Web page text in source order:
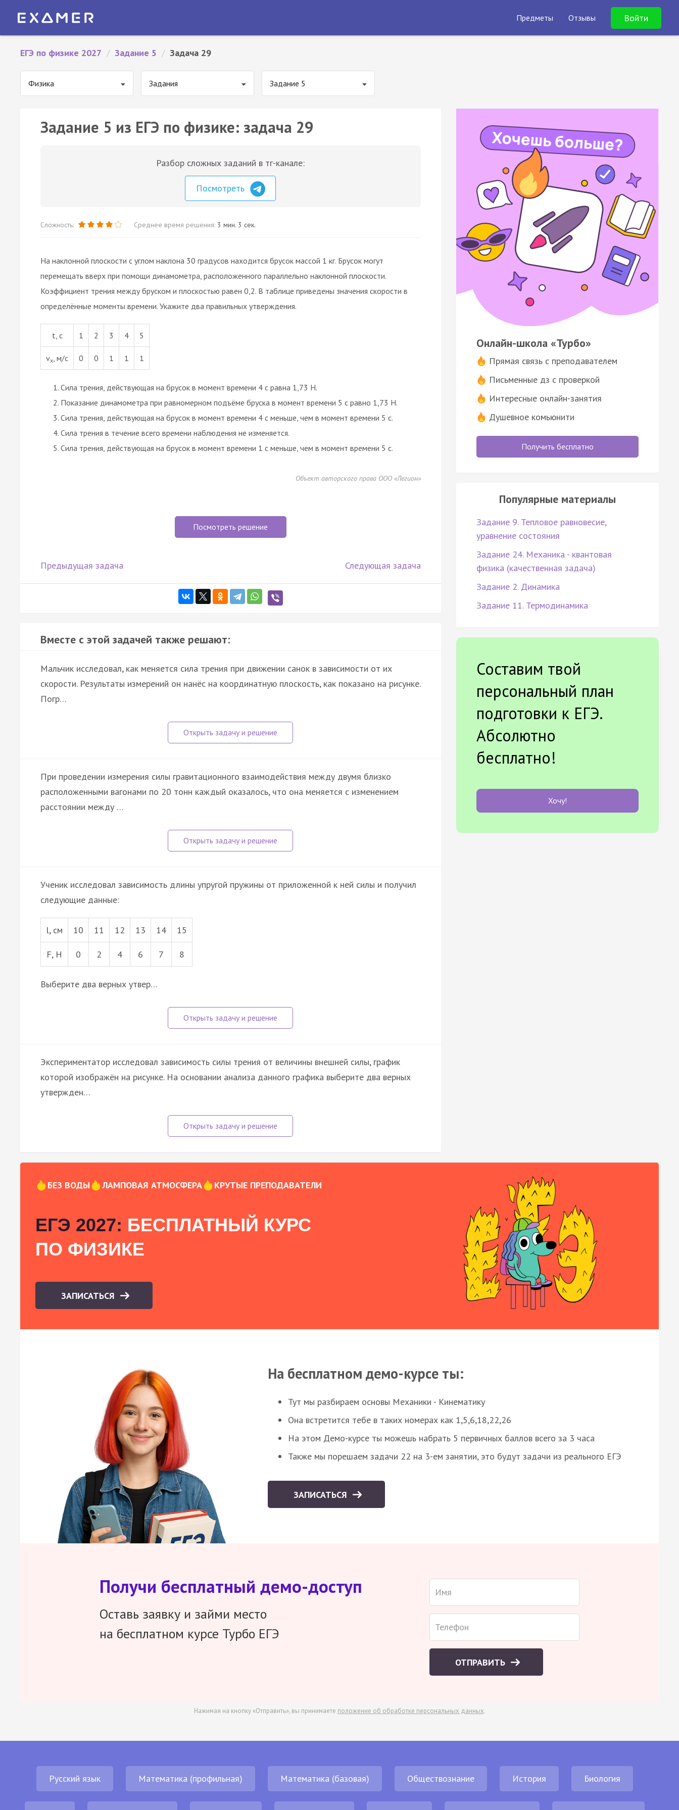
Предметы Отзывы Войти
ЕГЭ по физике 2027 / Задание 5 / Задача 29
Физика Задания Задание 5
Задание 5 из ЕГЭ по физике: задача 29
Разбор сложных заданий в тг-канале:
Посмотреть
Сложность: Среднее время решения: 3 мин. 3 сек.
На наклонной плоскости с углом наклона 30 градусов находится брусок массой 1 кг. Брусок могут
перемещать вверх при помощи динамометра, расположенного параллельно наклонной плоскости.
Коэффициент трения между бруском и плоскостью равен 0,2. В таблице приведены значения скорости в
определённые моменты времени. Укажите два правильных утверждения.
t, с 1 2 3 4 5
vx , м/с 0 0 1 1 1
Сила трения, действующая на брусок в момент времени 4 с равна 1,73 Н.
Показание динамометра при равномерном подъёме бруска в момент времени 5 с равно 1,73 Н.
Сила трения, действующая на брусок в момент времени 4 с меньше, чем в момент времени 5 с.
Сила трения в течение всего времени наблюдения не изменяется.
Сила трения, действующая на брусок в момент времени 1 с меньше, чем в момент времени 5 с.
Объект авторского права ООО «Легион»
Посмотреть решение
Предыдущая задача Следующая задача
Вместе с этой задачей также решают:
Мальчик исследовал, как меняется сила трения при движении санок в зависимости от их
скорости. Результаты измерений он нанёс на координатную плоскость, как показано на рисунке.
Погр…
При проведении измерения силы гравитационного взаимодействия между двумя близко
расположенными вагонами по 20 тонн каждый оказалось, что она меняется с изменением
расстоянии между …
Ученик исследовал зависимость длины упругой пружины от приложенной к ней силы и получил
следующие данные:
l, см 10 11 12 13 14 15
F, Н 0 2 4 6 7 8
Выберите два верных утвер…
Экспериментатор исследовал зависимость силы трения от величины внешней силы, график
которой изображён на рисунке. На основании анализа данного графика выберите два верных
утвержден…
Онлайн-школа «Турбо»
Прямая связь с преподавателем
Письменные дз с проверкой
Интересные онлайн-занятия
Душевное комьюнити
Получить бесплатно
Популярные материалы
Задание 9. Тепловое равновесие,
уравнение состояния
Задание 24. Механика - квантовая
физика (качественная задача)
Задание 2. Динамика
Задание 11. Термодинамика
Составим твой
персональный план
подготовки к ЕГЭ.
Абсолютно
бесплатно!
Хочу!
БЕЗ ВОДЫ ЛАМПОВАЯ АТМОСФЕРА КРУТЫЕ ПРЕПОДАВАТЕЛИ
ЕГЭ 2027: БЕСПЛАТНЫЙ КУРС
ПО ФИЗИКЕ
ЗАПИСАТЬСЯ
На бесплатном демо-курсе ты:
Тут мы разбираем основы Механики - Кинематику
Она встретится тебе в таких номерах как 1,5,6,18,22,26
На этом Демо-курсе ты можешь набрать 5 первичных баллов всего за 3 часа
Также мы порешаем задачи 22 на 3-ем занятии, это будут задачи из реального ЕГЭ
ЗАПИСАТЬСЯ
Получи бесплатный демо-доступ
Оставь заявку и займи место
на бесплатном курсе Турбо ЕГЭ
ОТПРАВИТЬ
Нажимая на кнопку «Отправить», вы принимаете положение об обработке персональных данных.
Русский язык Математика (профильная) Математика (базовая) Обществознание История Биология